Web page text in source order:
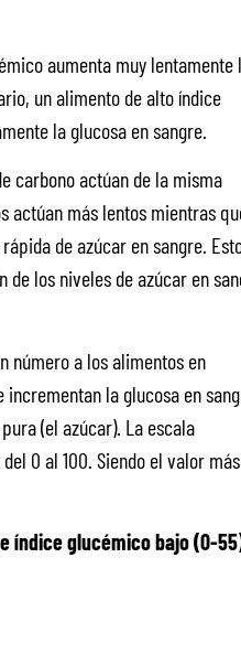
aumenta muy lentamente
un alimento de alto índice
la glucosa en sangre.
carbono actúan de la misma
actúan más lentos mientras
de azúcar en sangre.
los niveles de azúcar en
número a los alimentos en
la glucosa en
(el azúcar). La escala
0 al 100. Siendo el valor más
índice glucémico bajo (0-